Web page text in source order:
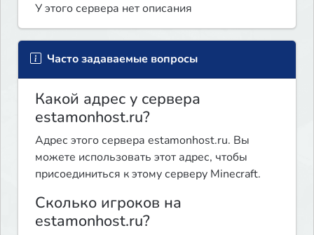
У этого сервера нет описания
Часто задаваемые вопросы
Какой адрес у сервера
estamonhost.ru?
Адрес этого сервера estamonhost.ru. Вы
можете использовать этот адрес, чтобы
присоединиться к этому серверу Minecraft.
Сколько игроков на
estamonhost.ru?